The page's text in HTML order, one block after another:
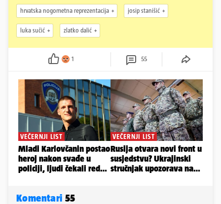
hrvatska nogometna reprezentacija josip stanišić
luka sučić zlatko dalić
1 55
Komentari 55